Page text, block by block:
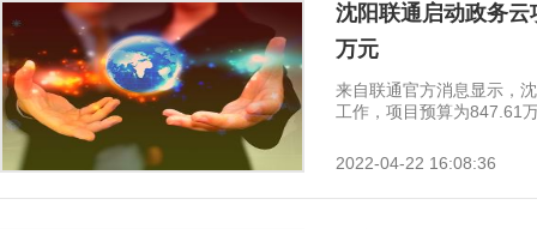
沈阳联通启动政务云
万元
来自联通官方消息显示，
工作，项目预算为847.61
2022-04-22 16:08:36